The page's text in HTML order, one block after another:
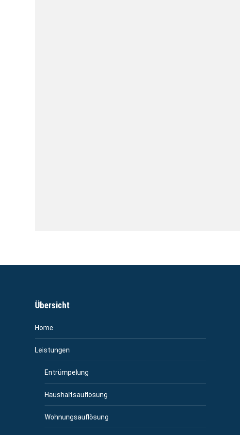
Übersicht
Home
Leistungen
Entrümpelung
Haushaltsauflösung
Wohnungsauflösung